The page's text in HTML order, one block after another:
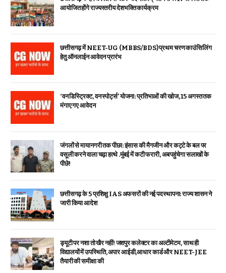
आयोजित होंगे राज्यस्तरीय देशभक्ति कार्यक्रम
छत्तीसगढ़ में NEET-UG (MBBS/BDS) प्रथम चरण काउंसिलिंग
हेतु ऑनलाईन आवेदन प्रारंभ
‘वन डिस्ट्रिक्ट, वन स्पोर्ट्स’ योजना: प्रतिभाओं की खोज, 15 अगस्त तक
मंगाए गए आवेदन
जंगलों से मायानगरी तक पीछा: इंसास की मैगजीन और कट्टे के बल पर
वसूली करने वाला चढ़ा हत्थे .मुंबई में कटी फरारी, अब पहुंचेगा सलाखों के
पीछे!
छत्तीसगढ़ के 5 प्रशिक्षु IAS अफसरों की नई पदस्थापना: राज्य शासन ने
जारी किया आदेश
ड्यूटी पर नशा तो खैर नहीं! जशपुर कलेक्टर का अल्टीमेटम, साथ ही
विद्यालयों में उपस्थिति, अपार आईडी,आधार कार्ड और NEET-JEE
तैयारी की समीक्षा की